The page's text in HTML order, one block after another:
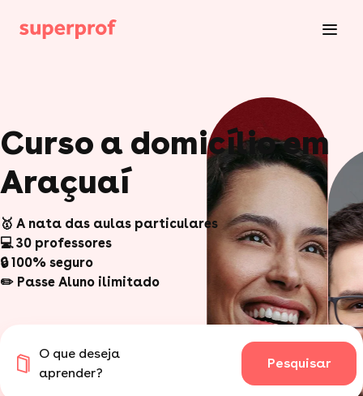
Curso a domicílio em
Araçuaí
🥇 A nata das aulas particulares
💻 30 professores
🔒 100% seguro
✏️ Passe Aluno ilimitado
O que deseja
aprender?
Pesquisar